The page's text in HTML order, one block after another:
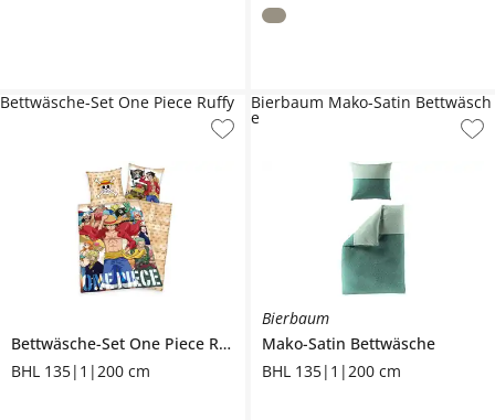
Bettwäsche-Set One Piece Ruffy
BHL 135|1|200 cm
Bettwäsche-Set One Piece Ruffy
Bierbaum
Mako-Satin Bettwäsche
BHL 135|1|200 cm
Bierbaum Mako-Satin Bettwäsch
e